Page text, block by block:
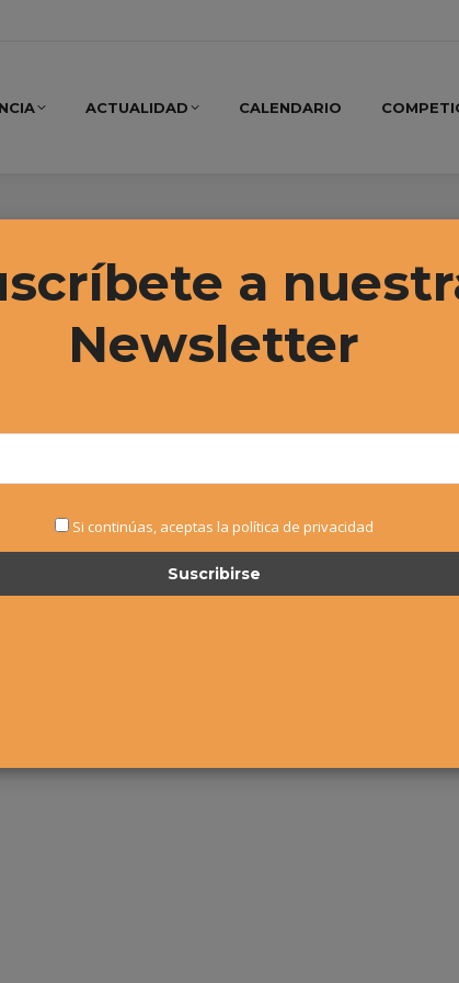
ACTUALIDAD CALENDARIO
a
Newsletter
Si continúas, aceptas la política de privacidad